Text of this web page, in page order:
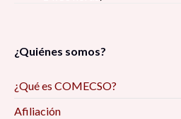
¿Quiénes somos?
¿Qué es COMECSO?
Afiliación